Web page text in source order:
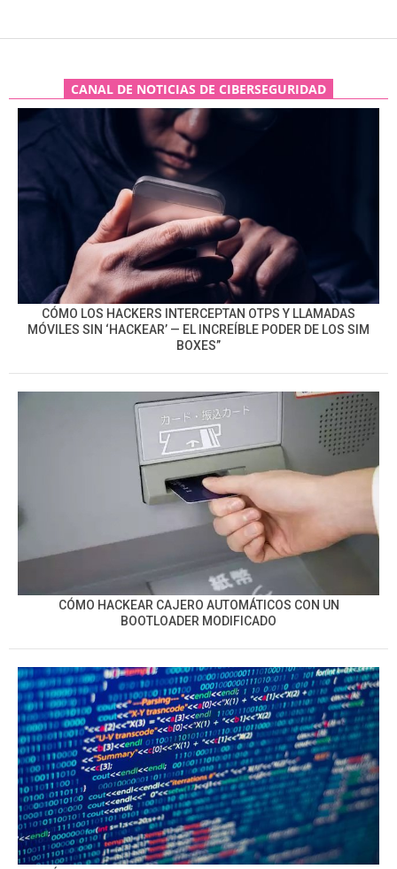
CANAL DE NOTICIAS DE CIBERSEGURIDAD
CÓMO LOS HACKERS INTERCEPTAN OTPS Y LLAMADAS
MÓVILES SIN ‘HACKEAR’ — EL INCREÍBLE PODER DE LOS SIM
BOXES”
CÓMO HACKEAR CAJERO AUTOMÁTICOS CON UN
BOOTLOADER MODIFICADO